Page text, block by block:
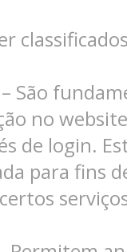
– São
no
de login.
para fins